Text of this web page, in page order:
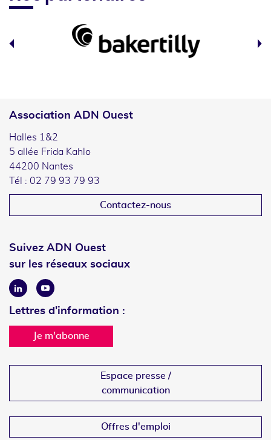
Association ADN Ouest
Halles 1&2
5 allée Frida Kahlo
44200 Nantes
Tél : 02 79 93 79 93
Contactez-nous
Suivez ADN Ouest
sur les réseaux sociaux
LinkedinYoutube
Lettres d'information :
Je m'abonne
Espace presse /
communication
Offres d'emploi